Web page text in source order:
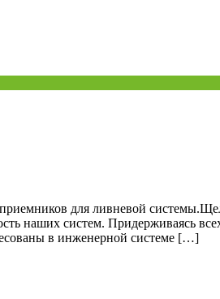
для ливневой
наших систем. Придерживаясь
в инженерной системе […]